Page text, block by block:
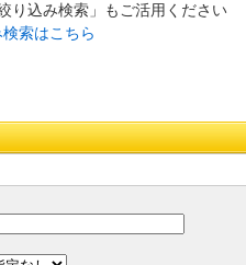
り込み検索」もご活用ください
索はこちら